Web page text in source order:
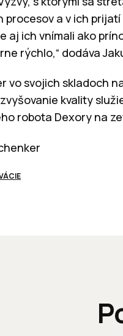
procesov a v ich
aj ich vnímali ako
rýchlo,“ dodáva
vo svojich skladoch
kvality
robota Dexory na